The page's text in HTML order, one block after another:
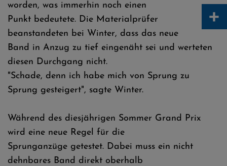
worden, was immerhin noch einen
Punkt bedeutete. Die Materialprüfer
beanstandeten bei Winter, dass das neue
Band in Anzug zu tief eingenäht sei und werteten
diesen Durchgang nicht.
"Schade, denn ich habe mich von Sprung zu
Sprung gesteigert", sagte Winter.
Während des diesjährigen Sommer Grand Prix
wird eine neue Regel für die
Sprunganzüge getestet. Dabei muss ein nicht
dehnbares Band direkt oberhalb
+